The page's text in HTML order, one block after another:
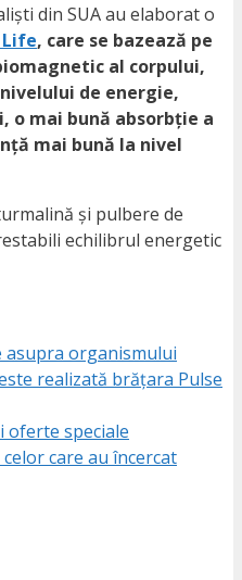
din SUA au elaborat o
, care se bazează pe
al corpului,
de energie,
o mai bună absorbție a
mai bună la nivel
și pulbere de
echilibrul energetic
asupra organismului
realizată brățara Pulse
oferte speciale
care au încercat